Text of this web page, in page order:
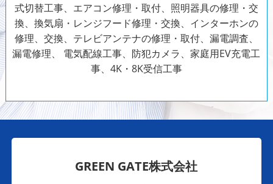
式切替工事、エアコン修理・取付、照明器具の修理・交
換、換気扇・レンジフード修理・交換、インターホンの
修理、交換、テレビアンテナの修理・取付、漏電調査、
漏電修理、 電気配線工事、防犯カメラ、家庭用EV充電工
事、4K・8K受信工事
GREEN GATE株式会社